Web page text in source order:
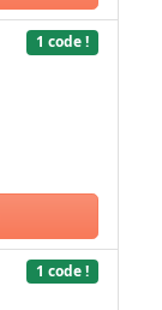
1 code !
1 code !